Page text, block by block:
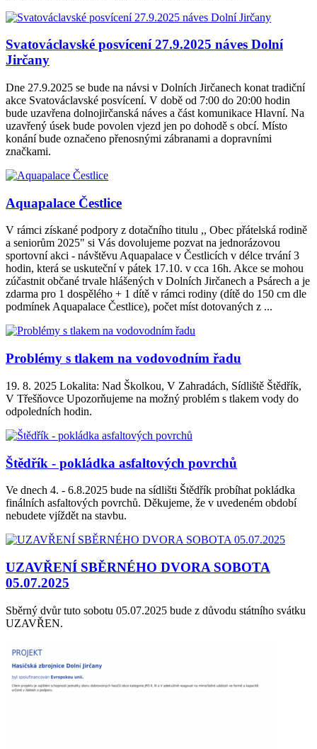
Svatováclavské posvícení 27.9.2025 náves Dolní
Jirčany
Dne 27.9.2025 se bude na návsi v Dolních Jirčanech konat tradiční
akce Svatováclavské posvícení. V době od 7:00 do 20:00 hodin
bude uzavřena dolnojirčanská náves a část komunikace Hlavní. Na
uzavřený úsek bude povolen vjezd jen po dohodě s obcí. Místo
konání bude označeno přenosnými zábranami a dopravními
značkami.
Aquapalace Čestlice
V rámci získané podpory z dotačního titulu ,, Obec přátelská rodině
a seniorům 2025" si Vás dovolujeme pozvat na jednorázovou
sportovní akci - návštěvu Aquapalace v Čestlicích v délce trvání 3
hodin, která se uskuteční v pátek 17.10. v cca 16h. Akce se mohou
zúčastnit občané trvale hlášených v Dolních Jirčanech a Psárech a je
zdarma pro 1 dospělého + 1 dítě v rámci rodiny (dítě do 150 cm dle
podmínek Aquapalace Čestlice), počet míst dotovaných z ...
Problémy s tlakem na vodovodním řadu
19. 8. 2025 Lokalita: Nad Školkou, V Zahradách, Sídliště Štědřík,
V Třešňovce Upozorňujeme na možný problém s tlakem vody do
odpoledních hodin.
Štědřík - pokládka asfaltových povrchů
Ve dnech 4. - 6.8.2025 bude na sídlišti Štědřík probíhat pokládka
finálních asfaltových povrchů. Děkujeme, že v uvedeném období
nebudete vjíždět na stavbu.
UZAVŘENÍ SBĚRNÉHO DVORA SOBOTA
05.07.2025
Sběrný dvůr tuto sobotu 05.07.2025 bude z důvodu státního svátku
UZAVŘEN.